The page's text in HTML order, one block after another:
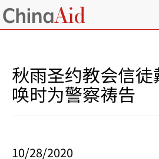
秋雨圣约教会信
唤时为警察祷告
10/28/2020